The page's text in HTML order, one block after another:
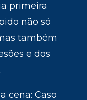
primeira
não só
também
e dos
cena: Caso